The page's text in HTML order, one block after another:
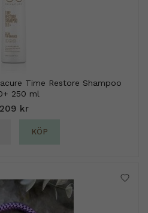
Time Restore Shampoo
250 ml
209 kr
KÖP